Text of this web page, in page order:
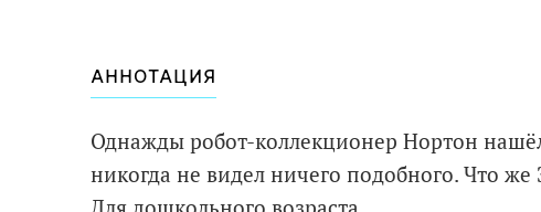
АННОТАЦИЯ
Однажды робот-коллекционер Нортон
никогда не видел ничего подобного. Что же